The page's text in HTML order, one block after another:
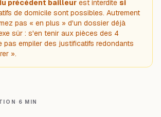
précédent bailleur est interdite si
de domicile sont possibles. Autrement
pas « en plus » d'un dossier déjà
sûr : s'en tenir aux pièces des 4
pas empiler des justificatifs redondants
».
· 6 MIN